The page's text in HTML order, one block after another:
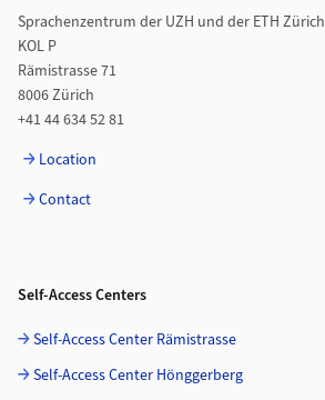
Sprachenzentrum der UZH und der ETH Zürich
KOL P
Rämistrasse 71
8006 Zürich
+41 44 634 52 81
Location
Contact
Self-Access Centers
Self-Access Center Rämistrasse
Self-Access Center Hönggerberg